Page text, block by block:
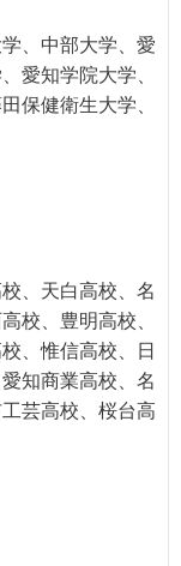
、中部大学、愛
愛知学院大学、
保健衛生大学、
、天白高校、名
校、豊明高校、
、惟信高校、日
知商業高校、名
芸高校、桜台高